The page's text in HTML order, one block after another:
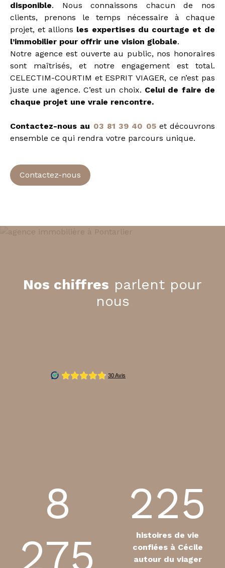
disponible. Nous connaissons chacun de nos
clients, prenons le temps nécessaire à chaque
projet, et allions les expertises du courtage et de
l’immobilier pour offrir une vision globale.
Notre agence est ouverte au public, nos honoraires
sont maîtrisés, et notre engagement est total.
CELECTIM-COURTIM et ESPRIT VIAGER, ce n’est pas
juste une agence. C’est un choix. Celui de faire de
chaque projet une vraie rencontre.
Contactez-nous au 03 81 39 40 05et découvrons
ensemble ce qui rendra votre parcours unique.
Contactez-nous
Nos chiffres parlent pour
nous
8
275
225
histoires de vie
confiées à Cécile
autour du viager